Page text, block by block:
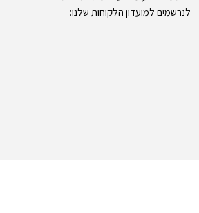
לנרשמים למועדון הלקוחות שלנו: